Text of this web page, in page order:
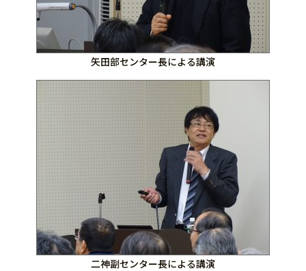
矢田部センター長による講演
二神副センター長による講演